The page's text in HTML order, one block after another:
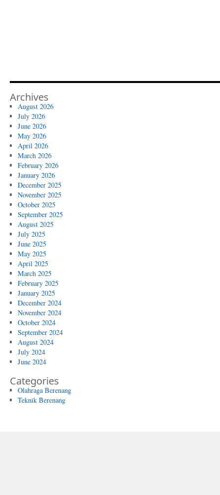
Archives
August 2026
July 2026
June 2026
May 2026
April 2026
March 2026
February 2026
January 2026
December 2025
November 2025
October 2025
September 2025
August 2025
July 2025
June 2025
May 2025
April 2025
March 2025
February 2025
January 2025
December 2024
November 2024
October 2024
September 2024
August 2024
July 2024
June 2024
Categories
Olahraga Berenang
Teknik Berenang